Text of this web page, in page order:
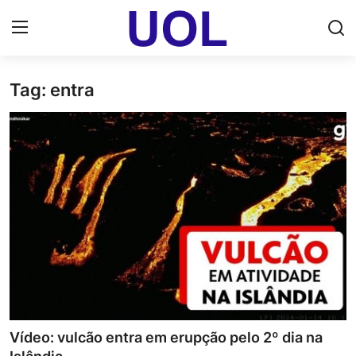
Login
Home
UOL Email Entrar
UOL ADS
Uol pt Bate Papo Gratis
Dólar Cotação de Hoje
Tag: entra
Vídeo: vulcão entra em erupção pelo 2º dia na